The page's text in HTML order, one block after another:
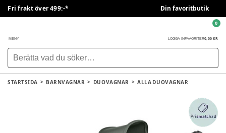
Fri frakt över 499:-* Din favoritbutik
MENY LOGGA IN FAVORITER0,00 KR
0
STARTSIDA BARNVAGNAR DUOVAGNAR ALLA DUOVAGNAR